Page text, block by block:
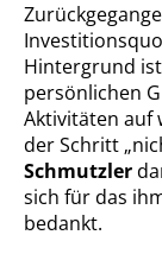
Hintergrund
persönlichen
Aktivitäten auf
der Schritt
Schmutzler
sich für das
bedankt.